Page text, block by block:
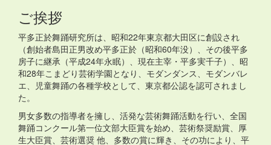
ご挨拶
平多正於舞踊研究所は、昭和22年東京都大田区に創設され
（創始者島田正男改め平多正於（昭和60年没）、その後平多
房子に継承（平成24年永眠）、現在主宰・平多実千子）、昭
和28年こまどり芸術学園となり、モダンダンス、モダンバレ
エ、児童舞踊の各種学校として、東京都公認を認可されまし
た。
男女多数の指導者を擁し、活発な芸術舞踊活動を行い、全国
舞踊コンクール第一位文部大臣賞を始め、芸術祭奨励賞、厚
生大臣賞、芸術選奨 他、多数の賞に輝き、その功により、平